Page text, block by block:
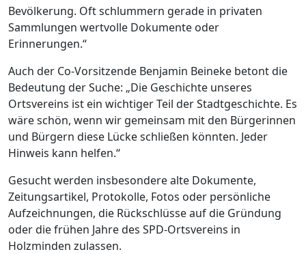
Bevölkerung. Oft schlummern gerade in privaten
Sammlungen wertvolle Dokumente oder
Erinnerungen.“
Auch der Co-Vorsitzende Benjamin Beineke betont die
Bedeutung der Suche: „Die Geschichte unseres
Ortsvereins ist ein wichtiger Teil der Stadtgeschichte. Es
wäre schön, wenn wir gemeinsam mit den Bürgerinnen
und Bürgern diese Lücke schließen könnten. Jeder
Hinweis kann helfen.“
Gesucht werden insbesondere alte Dokumente,
Zeitungsartikel, Protokolle, Fotos oder persönliche
Aufzeichnungen, die Rückschlüsse auf die Gründung
oder die frühen Jahre des SPD-Ortsvereins in
Holzminden zulassen.